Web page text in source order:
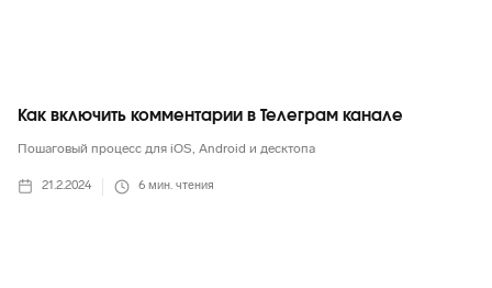
Как включить комментарии в Телеграм канале
Пошаговый процесс для iOS, Android и десктопа
21.2.2024 6 мин. чтения